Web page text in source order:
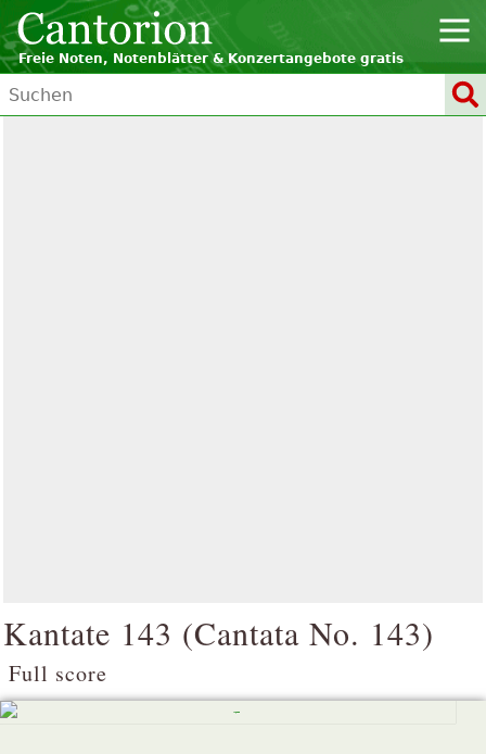
Freie Noten, Notenblätter & Konzertangebote gratis
Kantate 143 (Cantata No. 143)
Full score